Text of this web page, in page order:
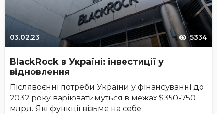
03.02.23 5334
BlackRock в Україні: інвестиції у
відновлення
Післявоєнні потреби України у фінансуванні до
2032 року варіюватимуться в межах $350-750
млрд. Які функції візьме на себе